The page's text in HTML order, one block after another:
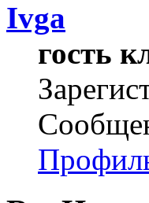
Ivga
гость